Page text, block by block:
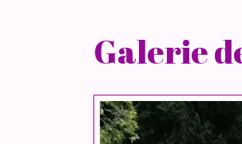
Galerie